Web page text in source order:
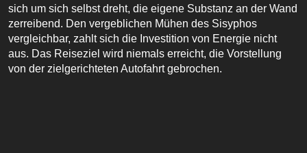
sich um sich selbst dreht, die eigene Substanz an der Wand
zerreibend. Den vergeblichen Mühen des Sisyphos
vergleichbar, zahlt sich die Investition von Energie nicht
aus. Das Reiseziel wird niemals erreicht, die Vorstellung
von der zielgerichteten Autofahrt gebrochen.